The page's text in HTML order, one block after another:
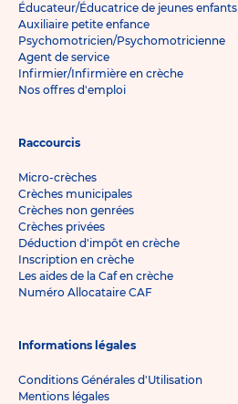
Éducateur/Éducatrice de jeunes enfants
Auxiliaire petite enfance
Psychomotricien/Psychomotricienne
Agent de service
Infirmier/Infirmière en crèche
Nos offres d'emploi
Raccourcis
Micro-crèches
Crèches municipales
Crèches non genrées
Crèches privées
Déduction d'impôt en crèche
Inscription en crèche
Les aides de la Caf en crèche
Numéro Allocataire CAF
Informations légales
Conditions Générales d'Utilisation
Mentions légales